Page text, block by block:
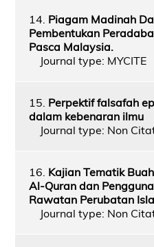
14. Piagam Madinah
Pembentukan
Pasca Malaysia.
Journal type: MYCITE
15. Perpektif falsafah
dalam kebenaran ilmu
Journal type: Non
16. Kajian Tematik
Al-Quran dan
Rawatan Perubatan
Journal type: Non